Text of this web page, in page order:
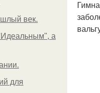
век.
а
для